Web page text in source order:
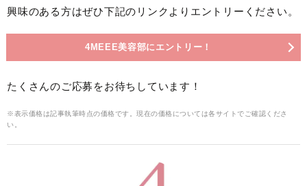
興味のある方はぜひ下記のリンクよりエントリーください。
4MEEE美容部にエントリー！
たくさんのご応募をお待ちしています！
※表示価格は記事執筆時点の価格です。現在の価格については各サイトでご確認くださ
い。